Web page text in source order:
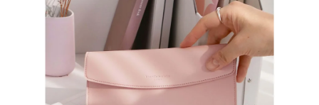
kancelář